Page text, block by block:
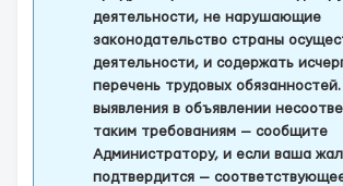
деятельности, не нарушающие
законодательство страны
деятельности, и содержать
перечень трудовых
выявления в объявлении
таким требованиям — сообщите
Администратору, и если ваша
подтвердится —